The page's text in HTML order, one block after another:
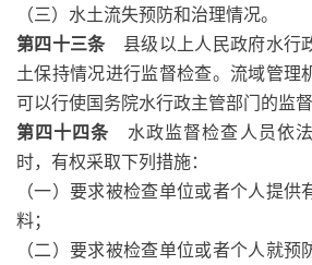
（三）水土流失预防和治理情况。
第四十三条 县级以上人民政府水行
土保持情况进行监督检查。流域管理
可以行使国务院水行政主管部门的监督
第四十四条 水政监督检查人员依
时，有权采取下列措施：
（一）要求被检查单位或者个人提
料；
（二）要求被检查单位或者个人就